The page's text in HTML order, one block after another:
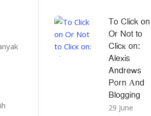
To Click on
Or Not to
Clicк on:
Alexis
Andrews
Porn Αnd
Blogging
29 June